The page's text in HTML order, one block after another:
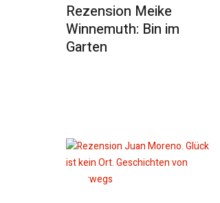
Rezension Meike
Winnemuth: Bin im
Garten